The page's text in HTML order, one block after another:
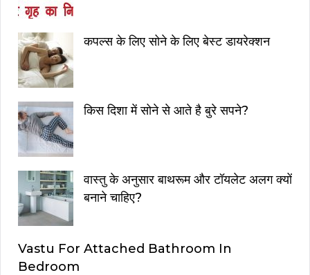
कपल्स के लिए सोने के लिए बेस्ट डायरेक्शन
किस दिशा में सोने से आते है बुरे सपने?
वास्तु के अनुसार बाथरूम और टॉयलेट अलग क्यों
बनाने चाहिए?
Vastu For Attached Bathroom In
Bedroom